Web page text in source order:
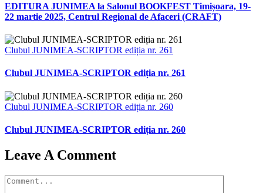
EDITURA JUNIMEA la Salonul BOOKFEST Timișoara, 19-
22 martie 2025, Centrul Regional de Afaceri (CRAFT)
Clubul JUNIMEA-SCRIPTOR ediția nr. 261
Clubul JUNIMEA-SCRIPTOR ediția nr. 261
Clubul JUNIMEA-SCRIPTOR ediția nr. 260
Clubul JUNIMEA-SCRIPTOR ediția nr. 260
Leave A Comment
Comment